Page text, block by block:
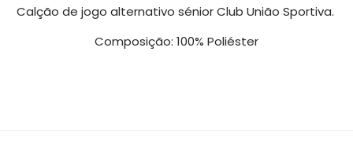
Calção de jogo alternativo sénior Club União Sportiva.
Composição: 100% Poliéster